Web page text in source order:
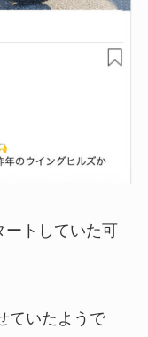
ートしていた可
ていたようで